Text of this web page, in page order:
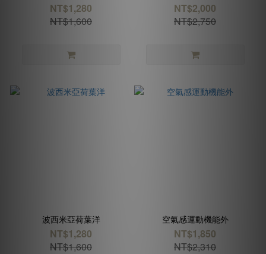
NT$1,280
NT$1,600
NT$2,000
NT$2,750
波西米亞荷葉洋
NT$1,280
NT$1,600
空氣感運動機能外
NT$1,850
NT$2,310